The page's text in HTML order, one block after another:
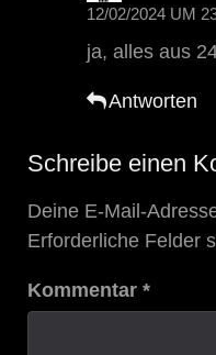
12/02/2024 UM
ja, alles aus
Antworten
Schreibe einen
Deine E-Mail-
Erforderliche Felder
Kommentar *